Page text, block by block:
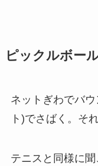
ピックルボー
ネットぎわでバ
ト)でさばく。そ
テニスと同様に